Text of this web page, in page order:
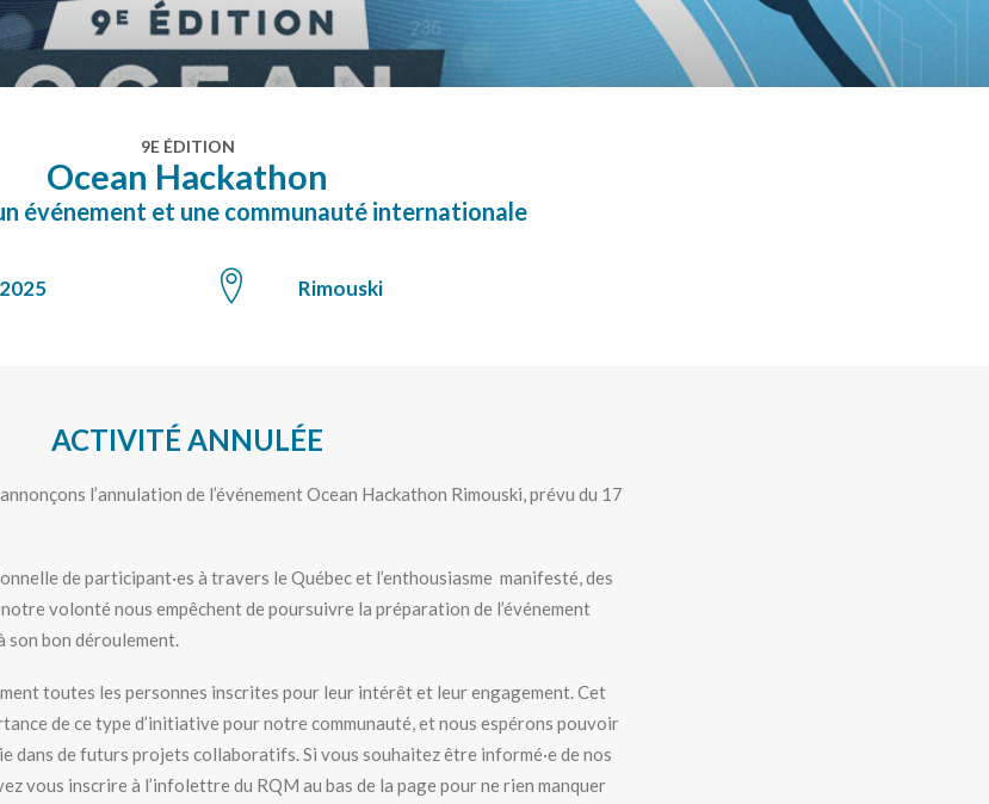
9E ÉDITION
Ocean Hackathon
événement et une communauté internationale
Rimouski
ACTIVITÉ ANNULÉE
l’annulation de l’événement Ocean Hackathon Rimouski, prévu du 17
de participant·es à travers le Québec et l’enthousiasme manifesté, des
volonté nous empêchent de poursuivre la préparation de l’événement
son bon déroulement.
toutes les personnes inscrites pour leur intérêt et leur engagement. Cet
de ce type d’initiative pour notre communauté, et nous espérons pouvoir
dans de futurs projets collaboratifs. Si vous souhaitez être informé·e de nos
vous inscrire à l’infolettre du RQM au bas de la page pour ne rien manquer